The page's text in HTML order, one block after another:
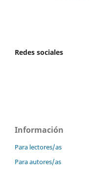
Redes sociales
Información
Para lectores/as
Para autores/as